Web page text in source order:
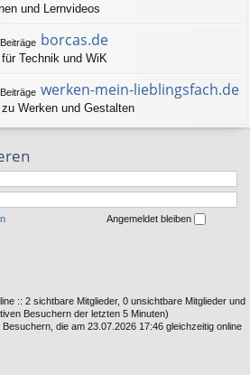
und Lernvideos
borcas.de
Technik und WiK
werken-mein-lieblingsfach.de
Werken und Gestalten
Angemeldet bleiben
:: 2 sichtbare Mitglieder, 0 unsichtbare Mitglieder und
Besuchern der letzten 5 Minuten)
Besuchern, die am 23.07.2026 17:46 gleichzeitig online